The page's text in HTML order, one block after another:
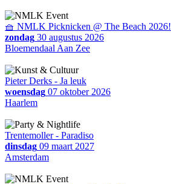
🧺 NMLK Picknicken @ The Beach 2026!
zondag 30 augustus 2026
Bloemendaal Aan Zee
Pieter Derks - Ja leuk
woensdag 07 oktober 2026
Haarlem
Trentemoller - Paradiso
dinsdag 09 maart 2027
Amsterdam